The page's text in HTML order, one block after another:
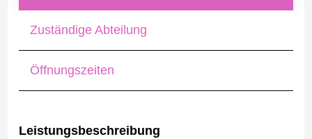
Zuständige Abteilung
Öffnungszeiten
Leistungsbeschreibung